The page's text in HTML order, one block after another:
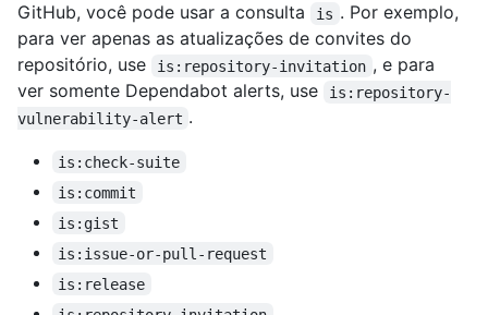
GitHub, você pode usar a consulta
is . Por exemplo,
para ver apenas as atualizações de convites do
repositório, use
is:repository-invitation , e para
ver somente Dependabot alerts, use
is:repository-
vulnerability-alert .
is:check-suite
is:commit
is:gist
is:issue-or-pull-request
is:release